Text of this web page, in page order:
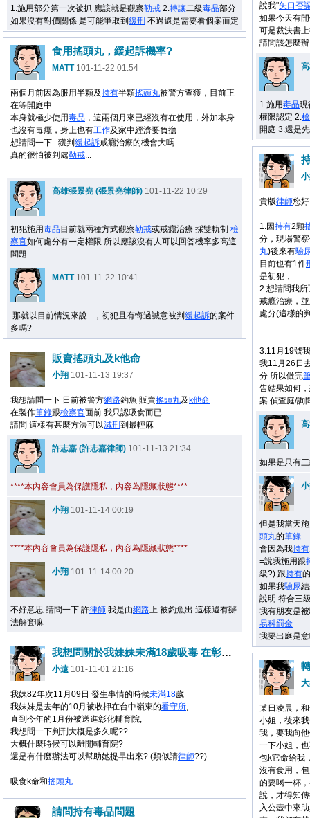
1.施用部分第一次被抓 應該就是觀察勒戒 2.轉讓二級毒品部分
如果沒有對價關係 是可能爭取到 緩刑 不過還是需要看個案而定
說我"矢口否
如果今天有
可是裁決書
請問該怎麼
1.施用毒品現
權限認定 2.
開庭 3.還是
食用搖頭丸，緩起訴機率?
MATT101-11-22 01:54
兩個月前因為服用半顆及持有半顆搖頭丸被警方查獲，目前正
在等開庭中
本身就極少使用毒品 ，這兩個月來已經沒有在使用，外加本身
也沒有毒癮，身上也有工作及家中經濟要負擔
想請問一下...獲判 緩起訴戒癮治療的機會大嗎...
真的很怕被判處勒戒...
高雄張景堯 (張景堯律師) 101-11-22 10:29
初犯施用毒品目前就兩種方式觀察勒戒或戒癮治療 採雙軌制 檢
察官如何處分有一定權限 所以應該沒有人可以回答機率多高這
問題
MATT101-11-22 10:41
那就以目前情況來說...，初犯且有悔過誠意被判 緩起訴的案件
多嗎?
貴版律師您好
1.因持有2顆
分，現場警
丸)後來有驗
目前也有1件
是初犯，
2.想請問我
戒癮治療，
處分(這樣的
3.11月19號
我11月26日
分 所以做完
告結果如何
案 偵查庭/詢
如果是只有
但是我當天
頭丸的筆錄
會因為我持有
=說我施用跟
級?) 跟持有
如果我驗尿
說明 符合三
我有朋友是
易科罰金
我要出庭是
販賣搖頭丸及k他命
小翔 101-11-13 19:37
我想請問一下 日前被警方網路釣魚 販賣搖頭丸及 k他命
在製作筆錄跟檢察官面前 我只認吸食而已
請問 這樣有甚麼方法可以減刑 到最輕麻
許志嘉 (許志嘉律師) 101-11-13 21:34
****本內容會員為保護隱私，內容為隱藏狀態****
小翔 101-11-14 00:19
****本內容會員為保護隱私，內容為隱藏狀態****
小翔 101-11-14 00:20
不好意思 請問一下 許律師 我是由網路上 被釣魚出 這樣還有辦
法解套嘛
我想問關於我妹妹未滿18歲吸毒 在彰化輔育院
小遠 101-11-01 21:16
我妹82年次11月09日 發生事情的時候未滿18歲
我妹妹是去年的10月被收押在台中嶺東的看守所,
直到今年的1月份被送進彰化輔育院,
我想問一下判刑大概是多久呢??
大概什麼時候可以離開輔育院?
還是有什麼辦法可以幫助她提早出來? (類似請律師??)
吸食k命和搖頭丸
某日凌晨，
小姐，後來
我，要我向
一下小姐，
包k它命給我
沒有食用，
的要喝一杯
說，才得知
入公壺中來
請問持有毒品問題